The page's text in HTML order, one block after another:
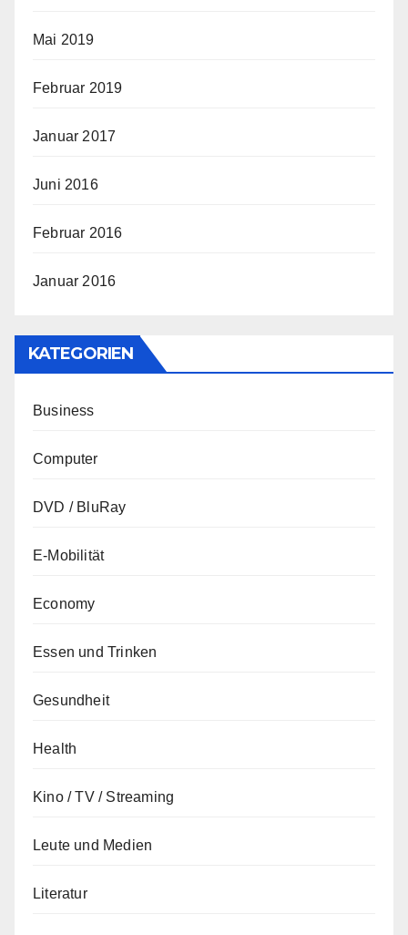
Mai 2019
Februar 2019
Januar 2017
Juni 2016
Februar 2016
Januar 2016
KATEGORIEN
Business
Computer
DVD / BluRay
E-Mobilität
Economy
Essen und Trinken
Gesundheit
Health
Kino / TV / Streaming
Leute und Medien
Literatur